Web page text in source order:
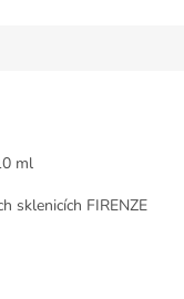
ml
sklenicích FIRENZE